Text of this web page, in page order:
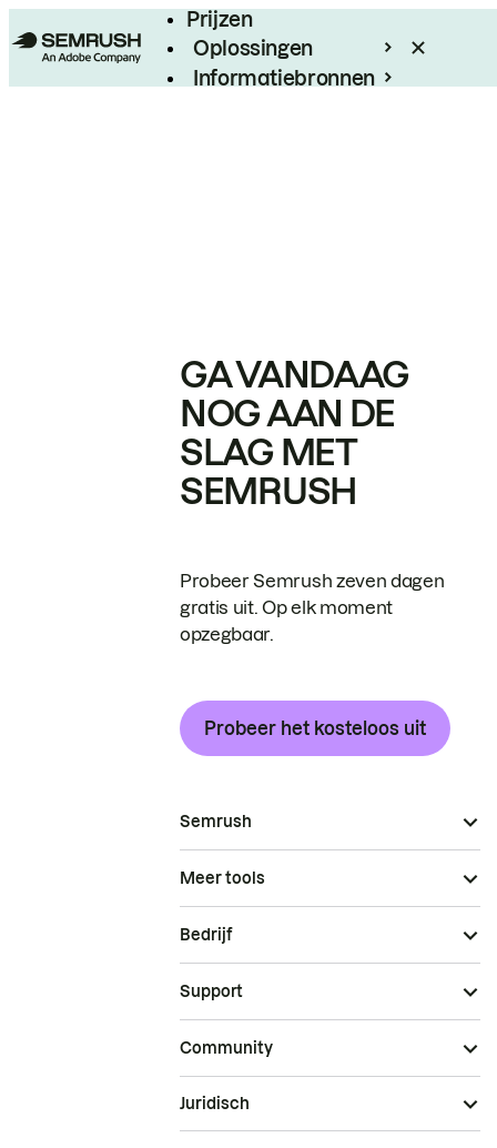
Prijzen
Oplossingen
Informatiebronnen
GA VANDAAG
NOG AAN DE
SLAG MET
SEMRUSH
Probeer Semrush zeven dagen
gratis uit. Op elk moment
opzegbaar.
Probeer het kosteloos uit
Semrush
Meer tools
Bedrijf
Support
Community
Juridisch